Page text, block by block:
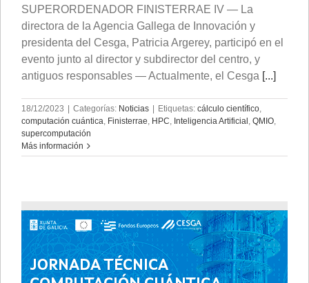
SUPERORDENADOR FINISTERRAE IV — La
directora de la Agencia Gallega de Innovación y
presidenta del Cesga, Patricia Argerey, participó en el
evento junto al director y subdirector del centro, y
antiguos responsables — Actualmente, el Cesga [...]
18/12/2023 | Categorías: Noticias | Etiquetas: cálculo científico
computación cuántica Finisterrae HPC Inteligencia Artificial QMIO
supercomputación
Más información